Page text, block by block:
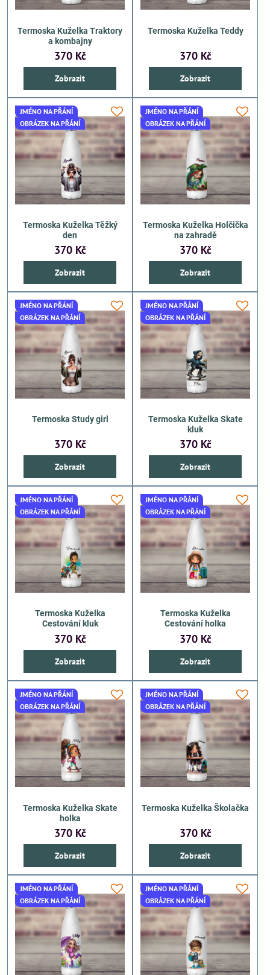
Termoska Kuželka Traktory
a kombajny
370 Kč
Zobrazit
Termoska Kuželka Teddy
370 Kč
Zobrazit
JMÉNO NA PŘÁNÍ
OBRÁZEK NA PŘÁNÍ
Termoska Kuželka Těžký
den
370 Kč
Zobrazit
JMÉNO NA PŘÁNÍ
OBRÁZEK NA PŘÁNÍ
Termoska Kuželka Holčička
na zahradě
370 Kč
Zobrazit
JMÉNO NA PŘÁNÍ
OBRÁZEK NA PŘÁNÍ
Termoska Study girl
370 Kč
Zobrazit
JMÉNO NA PŘÁNÍ
OBRÁZEK NA PŘÁNÍ
Termoska Kuželka Skate
kluk
370 Kč
Zobrazit
JMÉNO NA PŘÁNÍ
OBRÁZEK NA PŘÁNÍ
Termoska Kuželka
Cestování kluk
370 Kč
Zobrazit
JMÉNO NA PŘÁNÍ
OBRÁZEK NA PŘÁNÍ
Termoska Kuželka
Cestování holka
370 Kč
Zobrazit
JMÉNO NA PŘÁNÍ
OBRÁZEK NA PŘÁNÍ
Termoska Kuželka Skate
holka
370 Kč
Zobrazit
JMÉNO NA PŘÁNÍ
OBRÁZEK NA PŘÁNÍ
Termoska Kuželka Školačka
370 Kč
Zobrazit
JMÉNO NA PŘÁNÍ
OBRÁZEK NA PŘÁNÍ
JMÉNO NA PŘÁNÍ
OBRÁZEK NA PŘÁNÍ